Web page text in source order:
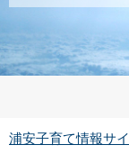
浦安子育て情報サ